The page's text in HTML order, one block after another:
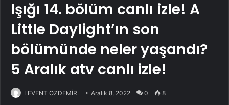
Işığı 14. bölüm canlı izle! A
Little Daylight’ın son
bölümünde neler yaşandı?
5 Aralık atv canlı izle!
LEVENT ÖZDEMİR Aralık 8, 2022 0 8